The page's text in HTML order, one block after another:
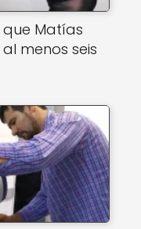
Matías
menos seis